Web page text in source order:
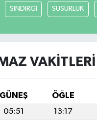
SINDIRGI SUSURLUK
VAKITLERI
GÜNEŞ ÖĞLE
05:51 13:17